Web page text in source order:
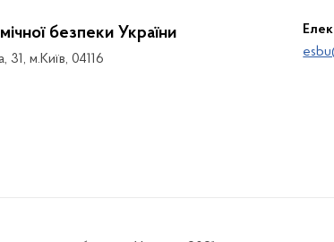
безпеки України
м.Київ, 04116